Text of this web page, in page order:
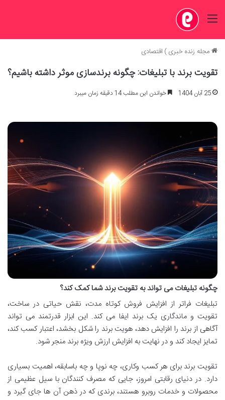
منو
مجله زنده خبری) اقتصادی
تقویت برند با تبلیغات: چگونه برندسازی موثر داشته باشیم؟
25 آبان 1404 خواندن این مطلب 14 دقیقه زمان میبرد
چگونه تبلیغات می تواند به تقویت برند شما کمک کند؟
تبلیغات فراتر از افزایش فروش کوتاه مدت، نقش حیاتی در ساخت،
تقویت و ماندگاری یک برند ایفا می کند. این ابزار قدرتمند می تواند
آگاهی از برند را افزایش دهد، هویت برند را شکل بخشد، اعتبار کسب کند،
تمایز ایجاد کند و در نهایت به افزایش ارزش ویژه برند منجر شود.
تقویت برند برای هر کسب وکاری، چه نوپا و چه باسابقه، اهمیت بسیاری
دارد. در دنیای رقابتی امروز، جایی که مصرف کنندگان با سیل عظیمی از
محصولات و خدمات روبرو هستند، برندی که در ذهن آن ها جای گیرد و